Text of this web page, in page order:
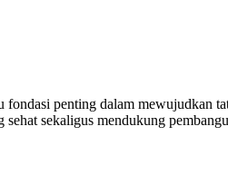
penting dalam mewujudkan
sekaligus mendukung